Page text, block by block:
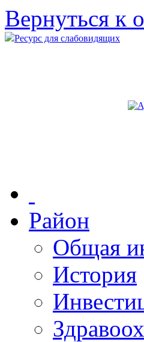
Вернуться к
Ресурс для слабовидящих
Район
Общая
История